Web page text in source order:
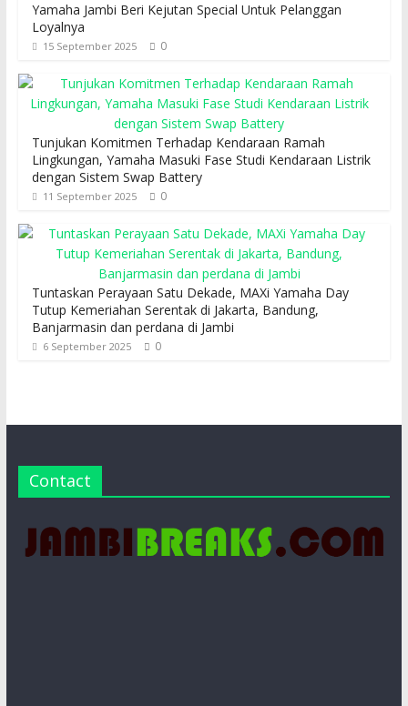
Yamaha Jambi Beri Kejutan Special Untuk Pelanggan
Loyalnya
15 September 2025 0
Tunjukan Komitmen Terhadap Kendaraan Ramah
Lingkungan, Yamaha Masuki Fase Studi Kendaraan Listrik
dengan Sistem Swap Battery
11 September 2025 0
Tuntaskan Perayaan Satu Dekade, MAXi Yamaha Day
Tutup Kemeriahan Serentak di Jakarta, Bandung,
Banjarmasin dan perdana di Jambi
6 September 2025 0
Contact